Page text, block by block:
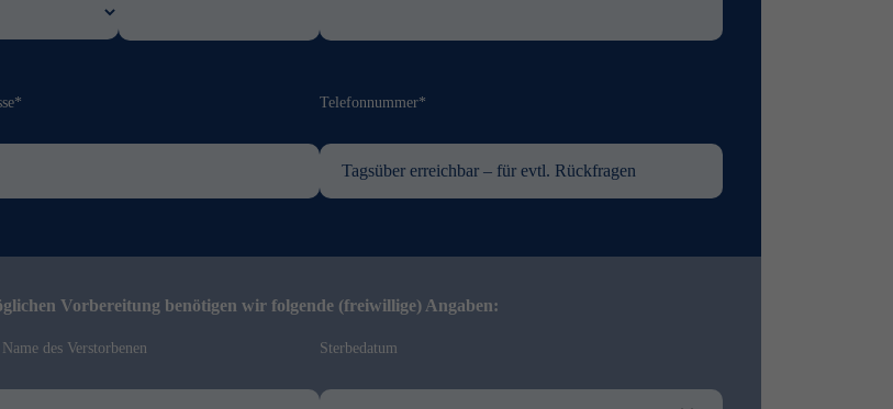
Telefonnummer*
Vorbereitung benötigen wir folgende (freiwillige) Angaben:
des Verstorbenen Sterbedatum